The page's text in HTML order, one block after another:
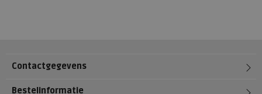
Contactgegevens
Bestelinformatie